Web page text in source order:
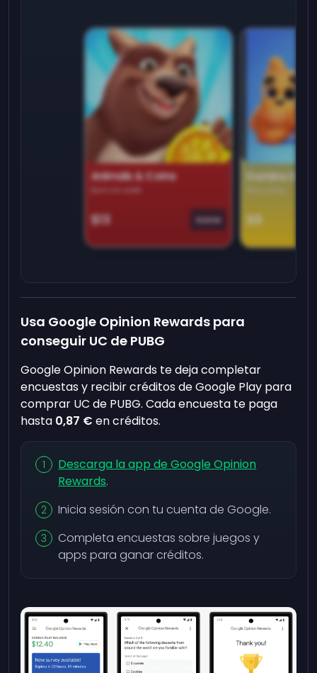
Animals & Coins
Earn on side
$13 Game
Domino
$9
Usa Google Opinion Rewards para
conseguir UC de PUBG
Google Opinion Rewards te deja completar
encuestas y recibir créditos de Google Play para
comprar UC de PUBG. Cada encuesta te paga
hasta 0,87 € en créditos.
Descarga la app de Google Opinion
Rewards.
Inicia sesión con tu cuenta de Google.
Completa encuestas sobre juegos y
apps para ganar créditos.